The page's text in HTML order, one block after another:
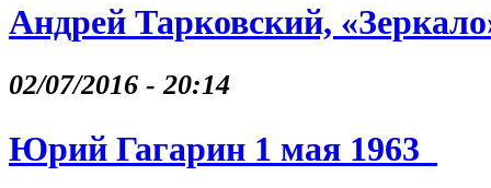
Андрей Тарковский,
02/07/2016 - 20:14
Юрий Гагарин 1 мая 1963